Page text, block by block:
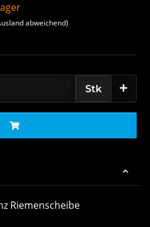
abweichend)
Stk
Riemenscheibe